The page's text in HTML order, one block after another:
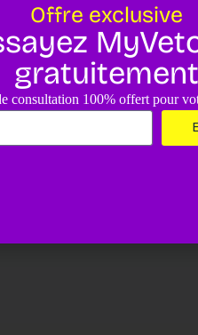
Voir en détails
Offre exclusive
gratuitement
consultation 100% offert pour